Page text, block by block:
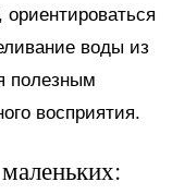
ориентироваться
воды из
полезным
восприятия.